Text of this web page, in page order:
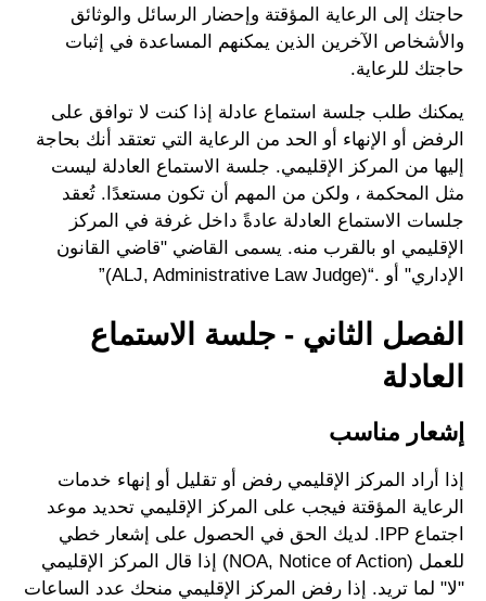
حاجتك إلى الرعاية المؤقتة وإحضار الرسائل والوثائق
والأشخاص الآخرين الذين يمكنهم المساعدة في إثبات
حاجتك للرعاية.
يمكنك طلب جلسة استماع عادلة إذا كنت لا توافق على
الرفض أو الإنهاء أو الحد من الرعاية التي تعتقد أنك بحاجة
إليها من المركز الإقليمي. جلسة الاستماع العادلة ليست
مثل المحكمة ، ولكن من المهم أن تكون مستعدًا. تُعقد
جلسات الاستماع العادلة عادةً داخل غرفة في المركز
الإقليمي او بالقرب منه. يسمى القاضي "قاضي القانون
الإداري" أو .“(ALJ, Administrative Law Judge)”
الفصل الثاني - جلسة الاستماع
العادلة
إشعار مناسب
إذا أراد المركز الإقليمي رفض أو تقليل أو إنهاء خدمات
الرعاية المؤقتة فيجب على المركز الإقليمي تحديد موعد
اجتماع IPP. لديك الحق في الحصول على إشعار خطي
للعمل (NOA, Notice of Action) إذا قال المركز الإقليمي
"لا" لما تريد. إذا رفض المركز الإقليمي منحك عدد الساعات